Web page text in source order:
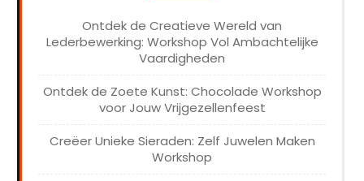
Ontdek de Creatieve Wereld van
Lederbewerking: Workshop Vol Ambachtelijke
Vaardigheden
Ontdek de Zoete Kunst: Chocolade Workshop
voor Jouw Vrijgezellenfeest
Creëer Unieke Sieraden: Zelf Juwelen Maken
Workshop